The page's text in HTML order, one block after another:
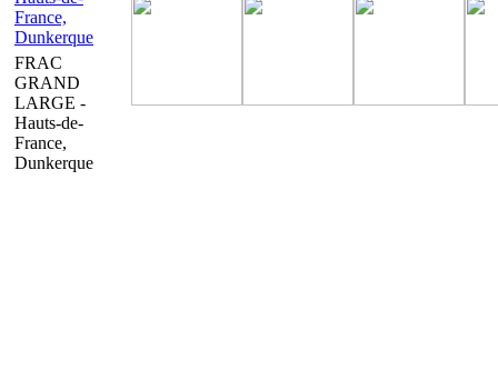
FRAC
GRAND
LARGE -
Hauts-de-
France,
Dunkerque